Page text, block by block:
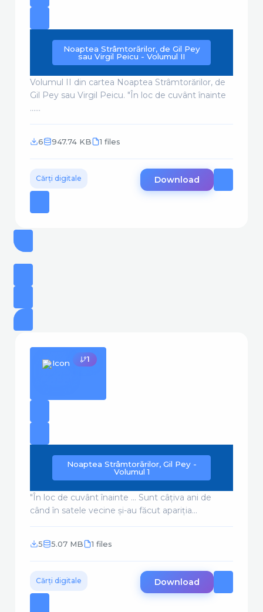
Noaptea Strâmtorărilor, de Gil Pey
sau Virgil Peicu - Volumul II
Volumul II din cartea Noaptea Strâmtorărilor, de
Gil Pey sau Virgil Peicu. "În loc de cuvânt înainte
......
6 947.74 KB 1 files
Cărți digitale Download
1
Noaptea Strâmtorărilor, Gil Pey -
Volumul 1
"În loc de cuvânt înainte ... Sunt câţiva ani de
când în satele vecine și-au făcut apariţia...
5 5.07 MB 1 files
Cărți digitale Download